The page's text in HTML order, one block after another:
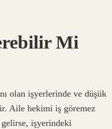
Mi
olan işyerlerinde ve düşük
Aile hekimi iş göremez
gelirse, işyerindeki